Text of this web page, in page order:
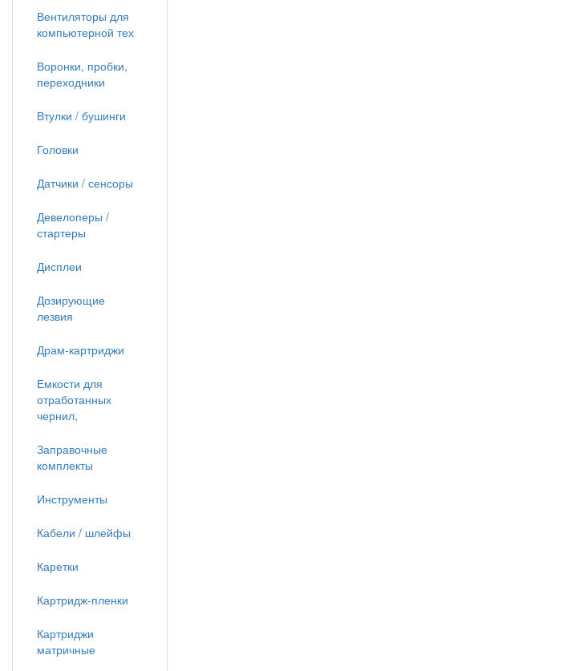
Вентиляторы для
компьютерной тех
Воронки, пробки,
переходники
Втулки / бушинги
Головки
Датчики / сенсоры
Девелоперы /
стартеры
Дисплеи
Дозирующие
лезвия
Драм-картриджи
Емкости для
отработанных
чернил,
Заправочные
комплекты
Инструменты
Кабели / шлейфы
Каретки
Картридж-пленки
Картриджи
матричные